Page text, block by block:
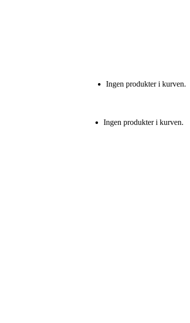
Ingen produkter i kurven.
Ingen produkter i kurven.